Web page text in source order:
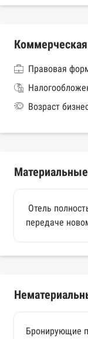
Правовая
Возраст
Отель
передаче
Бронирующие